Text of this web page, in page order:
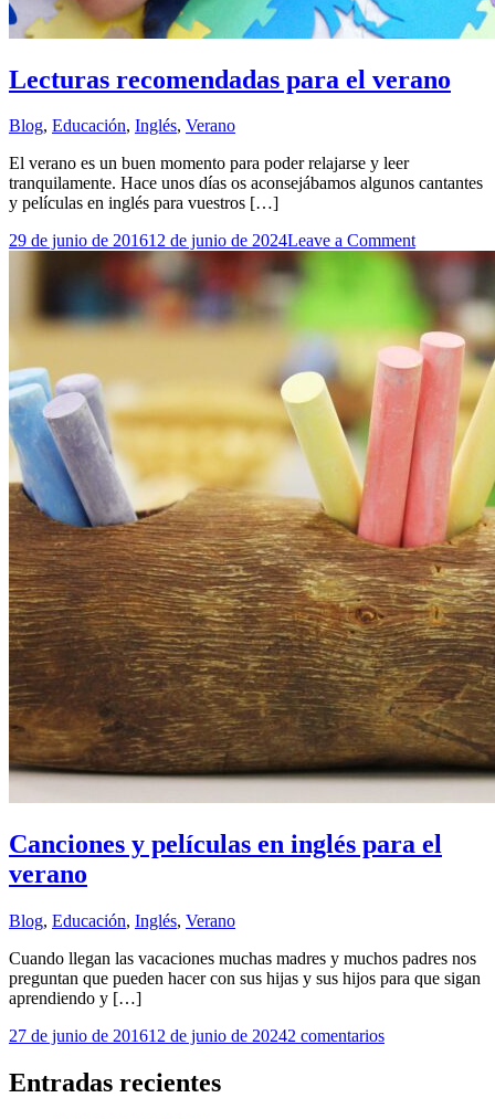
Lecturas recomendadas para el verano
Blog, Educación, Inglés, Verano
El verano es un buen momento para poder relajarse y leer
tranquilamente. Hace unos días os aconsejábamos algunos cantantes
y películas en inglés para vuestros […]
29 de junio de 201612 de junio de 2024Leave a Commenton
Lecturas
para
verano
Canciones y películas en inglés para el
verano
Blog, Educación, Inglés, Verano
Cuando llegan las vacaciones muchas madres y muchos padres nos
preguntan que pueden hacer con sus hijas y sus hijos para que sigan
aprendiendo y […]
27 de junio de 201612 de junio de 20242 comentariosen
Entradas recientes